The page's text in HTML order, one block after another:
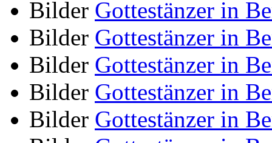
Bilder Gottestänzer in
Bilder Gottestänzer in
Bilder Gottestänzer in
Bilder Gottestänzer in
Bilder Gottestänzer in